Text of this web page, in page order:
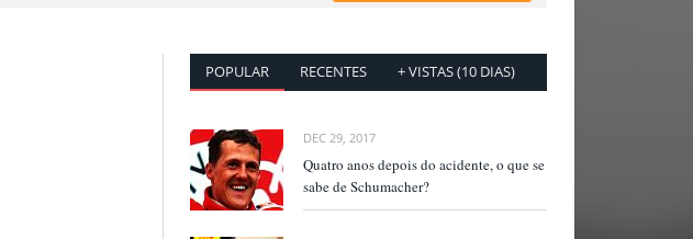
POPULAR RECENTES + VISTAS (10 DIAS)
DEC 29, 2017
Quatro anos depois do acidente, o que se
sabe de Schumacher?